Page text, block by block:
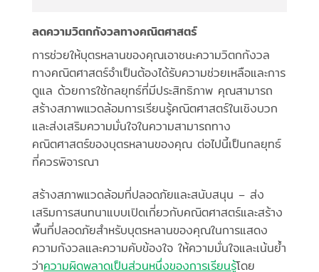
ลดความวิตกกังวลทางคณิตศาสตร์
การช่วยให้บุตรหลานของคุณเอาชนะความวิตกกังวล
ทางคณิตศาสตร์จำเป็นต้องได้รับความช่วยเหลือและการ
ดูแล ด้วยการใช้กลยุทธ์ที่มีประสิทธิภาพ คุณสามารถ
สร้างสภาพแวดล้อมการเรียนรู้คณิตศาสตร์ในเชิงบวก
และส่งเสริมความมั่นใจในความสามารถทาง
คณิตศาสตร์ของบุตรหลานของคุณ ต่อไปนี้เป็นกลยุทธ์
ที่ควรพิจารณา
สร้างสภาพแวดล้อมที่ปลอดภัยและสนับสนุน – ส่ง
เสริมการสนทนาแบบเปิดเกี่ยวกับคณิตศาสตร์และสร้าง
พื้นที่ปลอดภัยสำหรับบุตรหลานของคุณในการแสดง
ความกังวลและความคับข้องใจ ให้ความมั่นใจและเน้นย้ำ
ว่าความผิดพลาดเป็นส่วนหนึ่งของการเรียนรู้โดย